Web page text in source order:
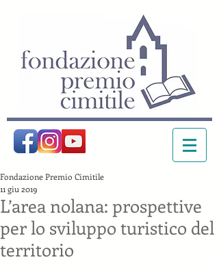
L’area nolana: prospettive
per lo sviluppo turistico del
territorio
Fondazione Premio Cimitile
11 giu 2019